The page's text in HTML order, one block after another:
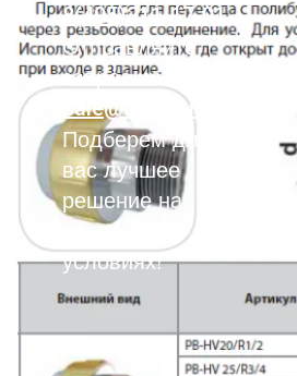
8(495)211-17-01
Отправляйте
запрос на почту:
sale@flexalen.company
Подберем для
вас лучшее
решение на
выгодных
условиях!